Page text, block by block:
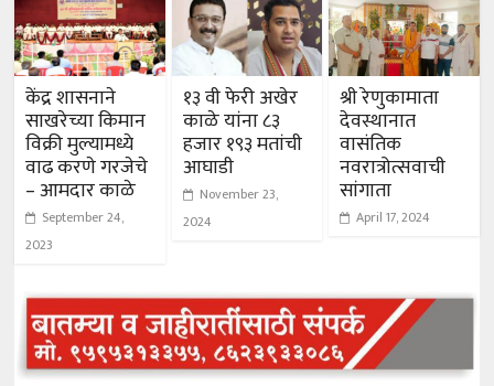
केंद्र शासनाने
साखरेच्या किमान
विक्री मुल्यामध्ये
वाढ करणे गरजेचे
– आमदार काळे
September 24,
2023
१३ वी फेरी अखेर
काळे यांना ८३
हजार १९३ मतांची
आघाडी
November 23,
2024
श्री रेणुकामाता
देवस्थानात
वासंतिक
नवरात्रोत्सवाची
सांगाता
April 17, 2024